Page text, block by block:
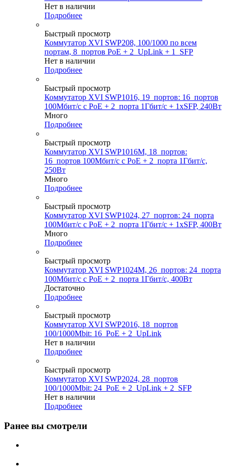
Нет в наличии
Подробнее
Быстрый просмотр
Коммутатор XVI SWP208, 100/1000 по всем
портам, 8_портов PoE + 2_UpLink + 1_SFP
Нет в наличии
Подробнее
Быстрый просмотр
Коммутатор XVI SWP1016, 19_портов: 16_портов
100Мбит/с с PoE + 2_порта 1Гбит/с + 1xSFP, 240Вт
Много
Подробнее
Быстрый просмотр
Коммутатор XVI SWP1016M, 18_портов:
16_портов 100Мбит/с с PoE + 2_порта 1Гбит/с,
250Вт
Много
Подробнее
Быстрый просмотр
Коммутатор XVI SWP1024, 27_портов: 24_порта
100Мбит/с с PoE + 2_порта 1Гбит/с + 1xSFP, 400Вт
Много
Подробнее
Быстрый просмотр
Коммутатор XVI SWP1024M, 26_портов: 24_порта
100Мбит/с с PoE + 2_порта 1Гбит/с, 400Вт
Достаточно
Подробнее
Быстрый просмотр
Коммутатор XVI SWP2016, 18_портов
100/1000Mbit: 16_PoE + 2_UpLink
Нет в наличии
Подробнее
Быстрый просмотр
Коммутатор XVI SWP2024, 28_портов
100/1000Mbit: 24_PoE + 2_UpLink + 2_SFP
Нет в наличии
Подробнее
Ранее вы смотрели